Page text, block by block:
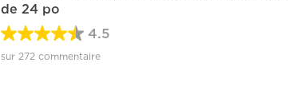
de 24 po
4.5
sur 272 commentaire